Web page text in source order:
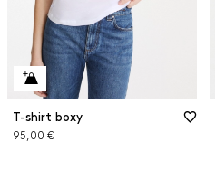
T-shirt boxy
95,00 €